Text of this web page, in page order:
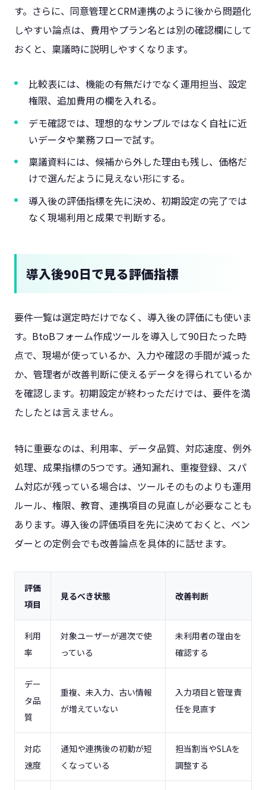
す。さらに、同意管理とCRM連携のように後から問題化
しやすい論点は、費用やプラン名とは別の確認欄にして
おくと、稟議時に説明しやすくなります。
比較表には、機能の有無だけでなく運用担当、設定
権限、追加費用の欄を入れる。
デモ確認では、理想的なサンプルではなく自社に近
いデータや業務フローで試す。
稟議資料には、候補から外した理由も残し、価格だ
けで選んだように見えない形にする。
導入後の評価指標を先に決め、初期設定の完了では
なく現場利用と成果で判断する。
導入後90日で見る評価指標
要件一覧は選定時だけでなく、導入後の評価にも使いま
す。BtoBフォーム作成ツールを導入して90日たった時
点で、現場が使っているか、入力や確認の手間が減った
か、管理者が改善判断に使えるデータを得られているか
を確認します。初期設定が終わっただけでは、要件を満
たしたとは言えません。
特に重要なのは、利用率、データ品質、対応速度、例外
処理、成果指標の5つです。通知漏れ、重複登録、スパ
ム対応が残っている場合は、ツールそのものよりも運用
ルール、権限、教育、連携項目の見直しが必要なことも
あります。導入後の評価項目を先に決めておくと、ベン
ダーとの定例会でも改善論点を具体的に話せます。
評価
項目
見るべき状態 改善判断
利用
率
対象ユーザーが週次で使
っている
未利用者の理由を
確認する
デー
タ品
質
重複、未入力、古い情報
が増えていない
入力項目と管理責
任を見直す
対応
速度
通知や連携後の初動が短
くなっている
担当割当やSLAを
調整する